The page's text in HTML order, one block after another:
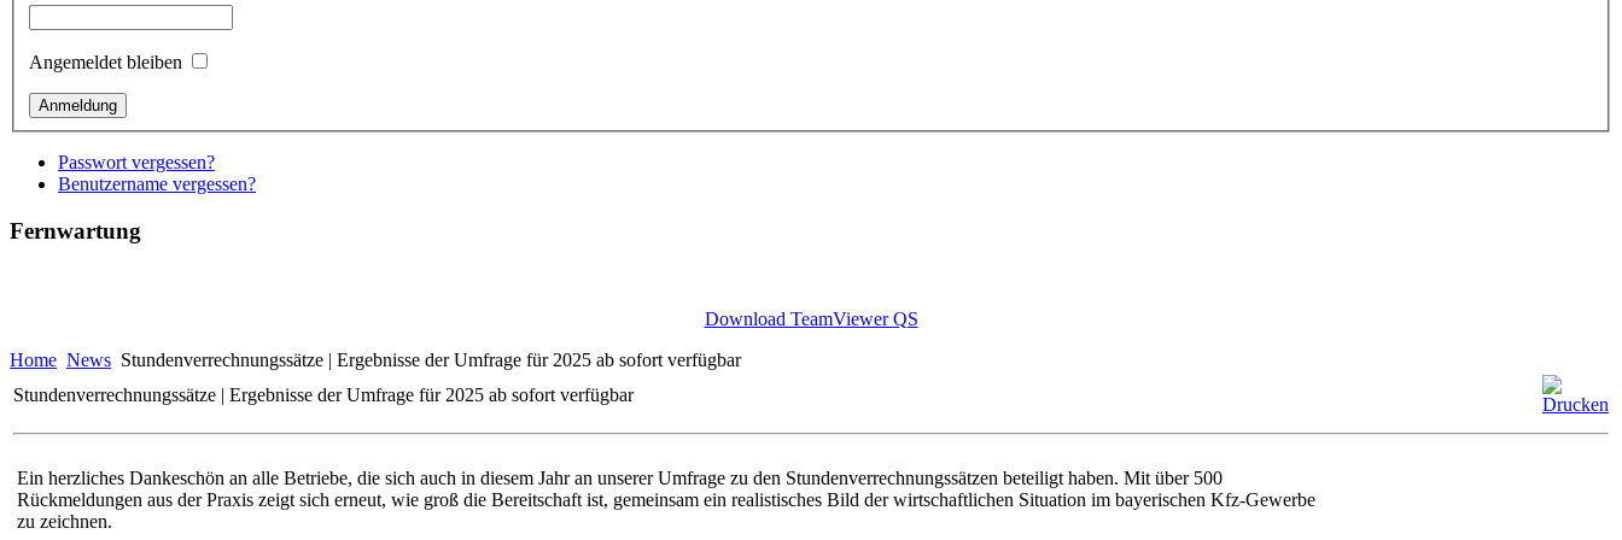
Angemeldet bleiben
Passwort vergessen?
Benutzername vergessen?
Fernwartung
Download TeamViewer QS
Home News Stundenverrechnungssätze | Ergebnisse der Umfrage für 2025 ab sofort verfügbar
Stundenverrechnungssätze | Ergebnisse der Umfrage für 2025 ab sofort verfügbar
Ein herzliches Dankeschön an alle Betriebe, die sich auch in diesem Jahr an unserer Umfrage zu den Stundenverrechnungssätzen beteiligt haben. Mit über 500
Rückmeldungen aus der Praxis zeigt sich erneut, wie groß die Bereitschaft ist, gemeinsam ein realistisches Bild der wirtschaftlichen Situation im bayerischen Kfz-Gewerbe
zu zeichnen.